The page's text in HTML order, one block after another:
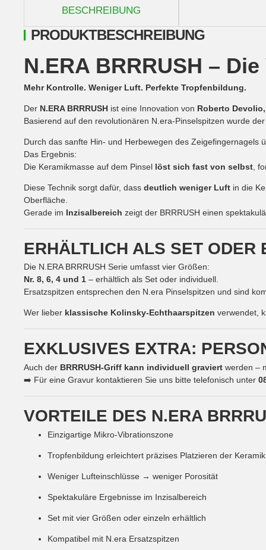
BESCHREIBUNG
PRODUKTBESCHREIBUNG
N.ERA BRRRUSH –
Mehr Kontrolle. Weniger Luft. Perfekte Tropfenbildung.
Der N.ERA BRRRUSH ist eine Innovation von Roberto
Basierend auf den revolutionären N.era-Pinselspitzen wurde
Durch das sanfte Hin- und Herbewegen des Zeigefingernagels
Das Ergebnis:
Die Keramikmasse auf dem Pinsel löst sich fast von selbst ,
Diese Technik sorgt dafür, dass deutlich weniger Luft in die
Oberfläche.
Gerade im Inzisalbereich zeigt der BRRRUSH einen
ERHÄLTLICH ALS SET ODER
Die N.ERA BRRRUSH Serie umfasst vier Größen:
Nr. 8, 6, 4 und 1 – erhältlich als Set oder individuell.
Ersatzspitzen entsprechen den N.era Pinselspitzen und sind
Wer lieber klassische Kolinsky-Echthaarspitzen verwendet,
EXKLUSIVES EXTRA:
Auch der BRRRUSH-Griff kann individuell graviert werden –
➡️ Für eine Gravur kontaktieren Sie uns bitte telefonisch unter
VORTEILE DES N.ERA
Einzigartige Mikro-Vibrationszone
Tropfenbildung erleichtert präzises Platzieren der Keramik
Weniger Lufteinschlüsse → weniger Porosität
Spektakuläre Ergebnisse im Inzisalbereich
Set mit vier Größen oder einzeln erhältlich
Kompatibel mit N.era Ersatzspitzen